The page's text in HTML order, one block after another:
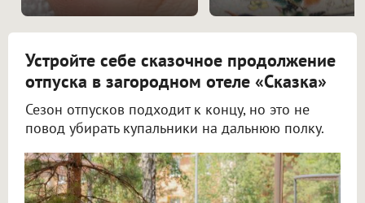
Устройте себе сказочное продолжение
отпуска в загородном отеле «Сказка»
Сезон отпусков подходит к концу, но это не
повод убирать купальники на дальнюю полку.